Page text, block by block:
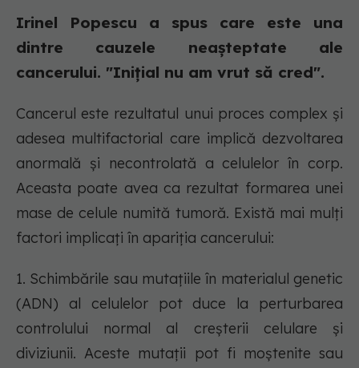
Irinel Popescu a spus care este una
dintre cauzele neașteptate ale
cancerului. "Inițial nu am vrut să cred".
Cancerul este rezultatul unui proces complex și
adesea multifactorial care implică dezvoltarea
anormală și necontrolată a celulelor în corp.
Aceasta poate avea ca rezultat formarea unei
mase de celule numită tumoră. Există mai mulți
factori implicați în apariția cancerului:
1. Schimbările sau mutațiile în materialul genetic
(ADN) al celulelor pot duce la perturbarea
controlului normal al creșterii celulare și
diviziunii. Aceste mutații pot fi moștenite sau